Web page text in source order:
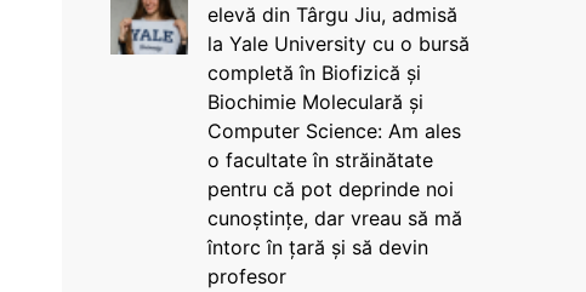
elevă din Târgu Jiu, admisă
la Yale University cu o bursă
completă în Biofizică și
Biochimie Moleculară și
Computer Science: Am ales
o facultate în străinătate
pentru că pot deprinde noi
cunoștințe, dar vreau să mă
întorc în țară și să devin
profesor